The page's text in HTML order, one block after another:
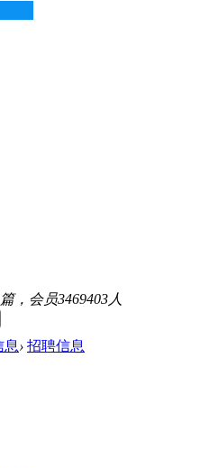
，会员3469403人
息› 招聘信息